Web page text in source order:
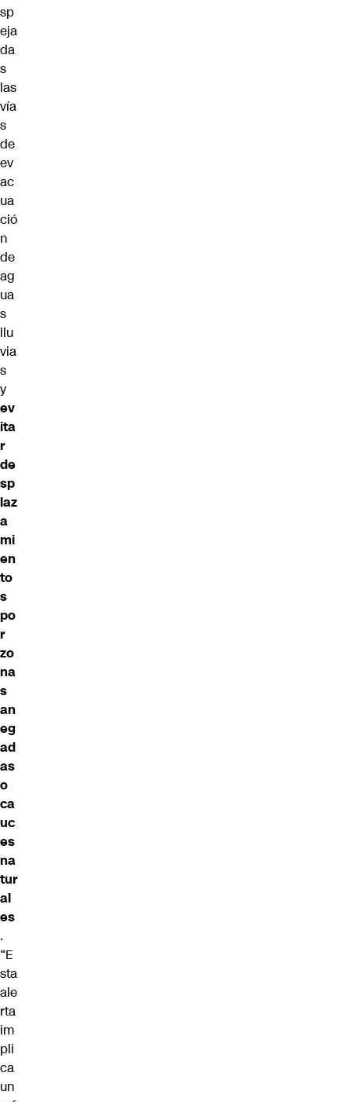
sp
eja
da
s
las
vía
s
de
ev
ac
ua
ció
n
de
ag
ua
s
llu
via
s
y
ev
ita
r
de
sp
laz
a
mi
en
to
s
po
r
zo
na
s
an
eg
ad
as
o
ca
uc
es
na
tur
al
es
.
“E
sta
ale
rta
im
pli
ca
un